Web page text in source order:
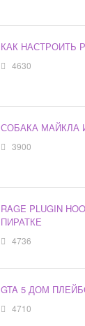
КАК НАСТРОИТЬ
4630
СОБАКА МАЙКЛА
3900
RAGE PLUGIN
ПИРАТКЕ
4736
GTA 5 ДОМ
4710